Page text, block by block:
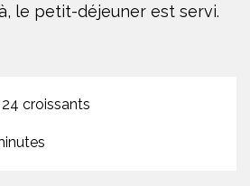
le petit-déjeuner est servi.
24 croissants